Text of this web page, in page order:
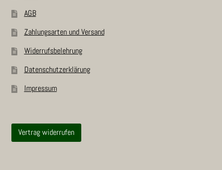
AGB
Zah­lungs­ar­ten und Versand
Wider­rufs­be­leh­rung
Daten­schutz­er­klä­rung
Impres­sum
Vertrag widerrufen